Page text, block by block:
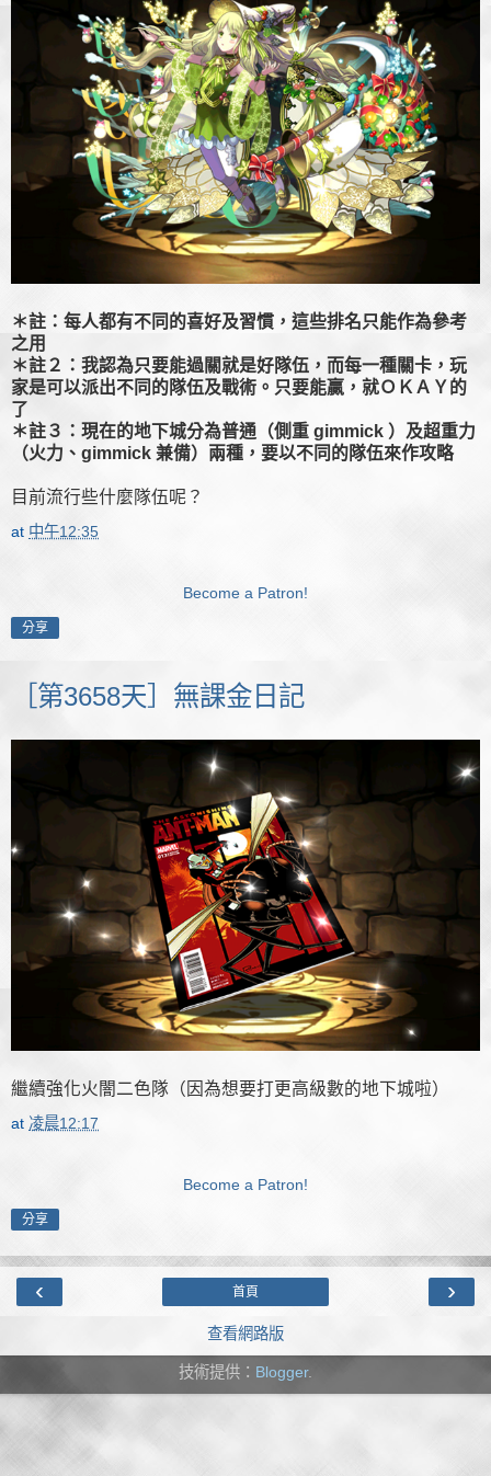
＊註：每人都有不同的喜好及習慣，這些排名只能作為參考
之用
＊註２：我認為只要能過關就是好隊伍，而每一種關卡，玩
家是可以派出不同的隊伍及戰術。只要能贏，就ＯＫＡＹ的
了
＊註３：現在的地下城分為普通（側重 gimmick ）及超重力
（火力、gimmick 兼備）兩種，要以不同的隊伍來作攻略
目前流行些什麼隊伍呢？
at 中午12:35
Become a Patron!
分享
［第3658天］無課金日記
繼續強化火闇二色隊（因為想要打更高級數的地下城啦）
at 凌晨12:17
Become a Patron!
分享
‹ ›
首頁
查看網路版
技術提供： Blogger.